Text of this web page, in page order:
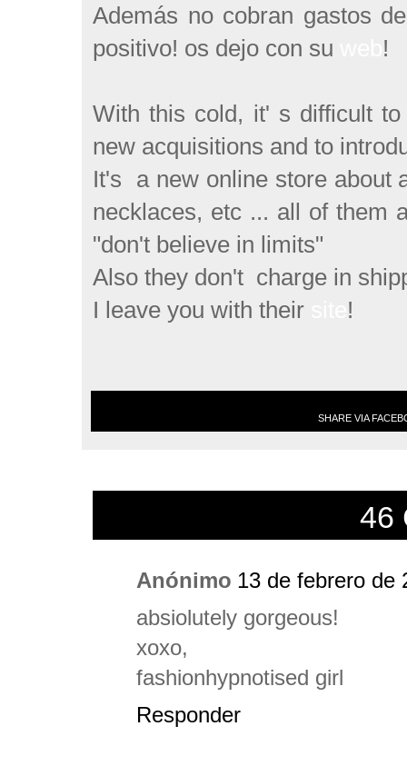
Además no cobran gastos
positivo! os dejo con su
!
With this cold, it' s difficult
new acquisitions and to
It's a new online store about
necklaces, etc ... all of them
"don't believe in limits"
Also they don't charge in
I leave you with their
!
SHARE VIA
46
Anónimo 13 de febrero de
absiolutely gorgeous!
xoxo,
fashionhypnotised girl
Responder